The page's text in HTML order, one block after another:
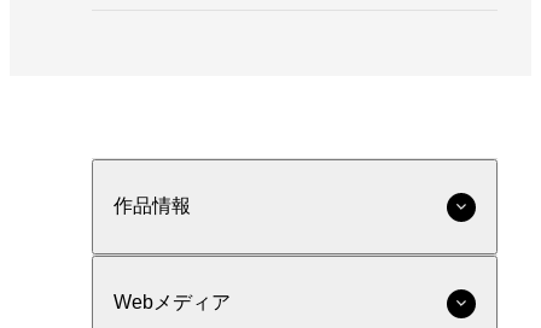
作品情報
Webメディア